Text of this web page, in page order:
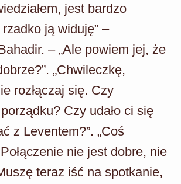
jest bardzo
ją widuję” –
– „Ale powiem jej, że
„Chwileczkę,
rozłączaj się. Czy
Czy udało ci się
z Leventem?”. „Coś
nie jest dobre, nie
teraz iść na spotkanie,